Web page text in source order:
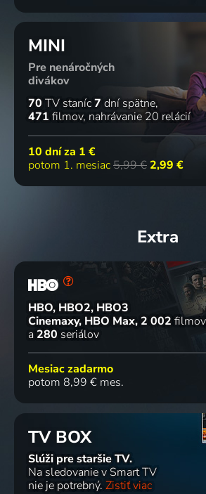
MINI
Pre nenáročných
divákov
70 TV staníc7 dní spätne
471 filmov nahrávanie 20 relácií
10 dní za 1 €
potom 1. mesiac5,99 € 2,99 €
Extra
HBO, HBO2, HBO3
Cinemaxy, HBO Max 2 002 filmov
a 280 seriálov
Mesiac zadarmo
potom 8,99 € mes.
TV BOX
Slúži pre staršie TV.
Na sledovanie v Smart TV
nie je potrebný. Zistiť viac